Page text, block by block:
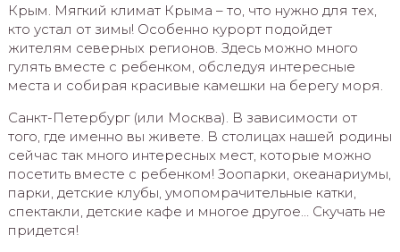
Крым. Мягкий климат Крыма – то, что нужно для тех,
кто устал от зимы! Особенно курорт подойдет
жителям северных регионов. Здесь можно много
гулять вместе с ребенком, обследуя интересные
места и собирая красивые камешки на берегу моря.
Санкт-Петербург (или Москва). В зависимости от
того, где именно вы живете. В столицах нашей родины
сейчас так много интересных мест, которые можно
посетить вместе с ребенком! Зоопарки, океанариумы,
парки, детские клубы, умопомрачительные катки,
спектакли, детские кафе и многое другое… Скучать не
придется!